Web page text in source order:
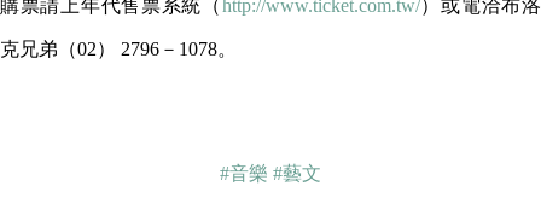
購票請上年代售票系統（http://www.ticket.com.tw/）或電洽布洛
克兄弟（02） 2796－1078。
#音樂 #藝文